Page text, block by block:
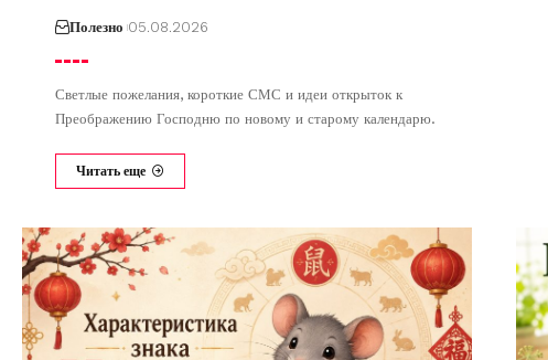
Полезно 05.08.2026
Светлые пожелания, короткие СМС и идеи открыток к
Преображению Господню по новому и старому календарю.
Читать еще